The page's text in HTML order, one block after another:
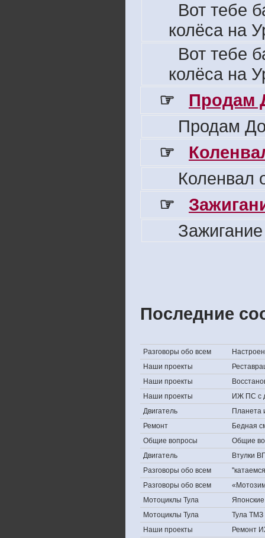
Вот тебе
колёса на
Вот тебе
колёса на
☞
Продам
Продам
☞
Коленвал
☞
Последние
Разговоры обо всем
Наши проекты
Наши проекты
Наши проекты
ИЖ ПС с
Двигатель
Планета
Ремонт
Бедная
Общие вопросы
Общие
Двигатель
Втулки
Разговоры обо всем
Разговоры обо всем
Мотоциклы Тула
Мотоциклы Тула
Тула ТМЗ
Наши проекты
Ремонт